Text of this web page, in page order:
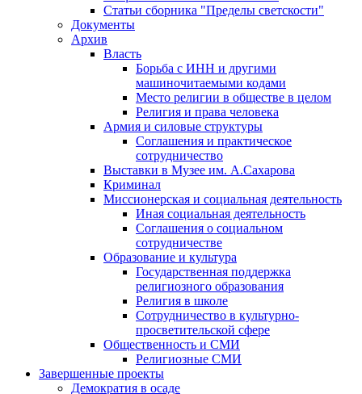
Статьи сборника "Пределы светскости"
Документы
Архив
Власть
Борьба с ИНН и другими
машиночитаемыми кодами
Место религии в обществе в целом
Религия и права человека
Армия и силовые структуры
Соглашения и практическое
сотрудничество
Выставки в Музее им. А.Сахарова
Криминал
Миссионерская и социальная деятельность
Иная социальная деятельность
Соглашения о социальном
сотрудничестве
Образование и культура
Государственная поддержка
религиозного образования
Религия в школе
Сотрудничество в культурно-
просветительской сфере
Общественность и СМИ
Религиозные СМИ
Завершенные проекты
Демократия в осаде